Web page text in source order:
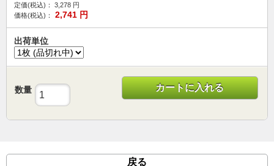
定価(税込)： 3,278 円
価格(税込)：
2,741 円
出荷単位
数量 カートに入れる
戻る